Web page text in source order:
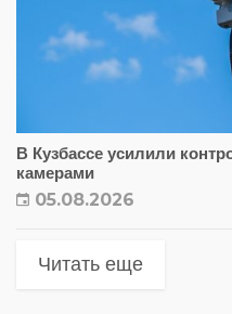
В Кузбассе усилили
камерами
05.08.2026
Читать еще